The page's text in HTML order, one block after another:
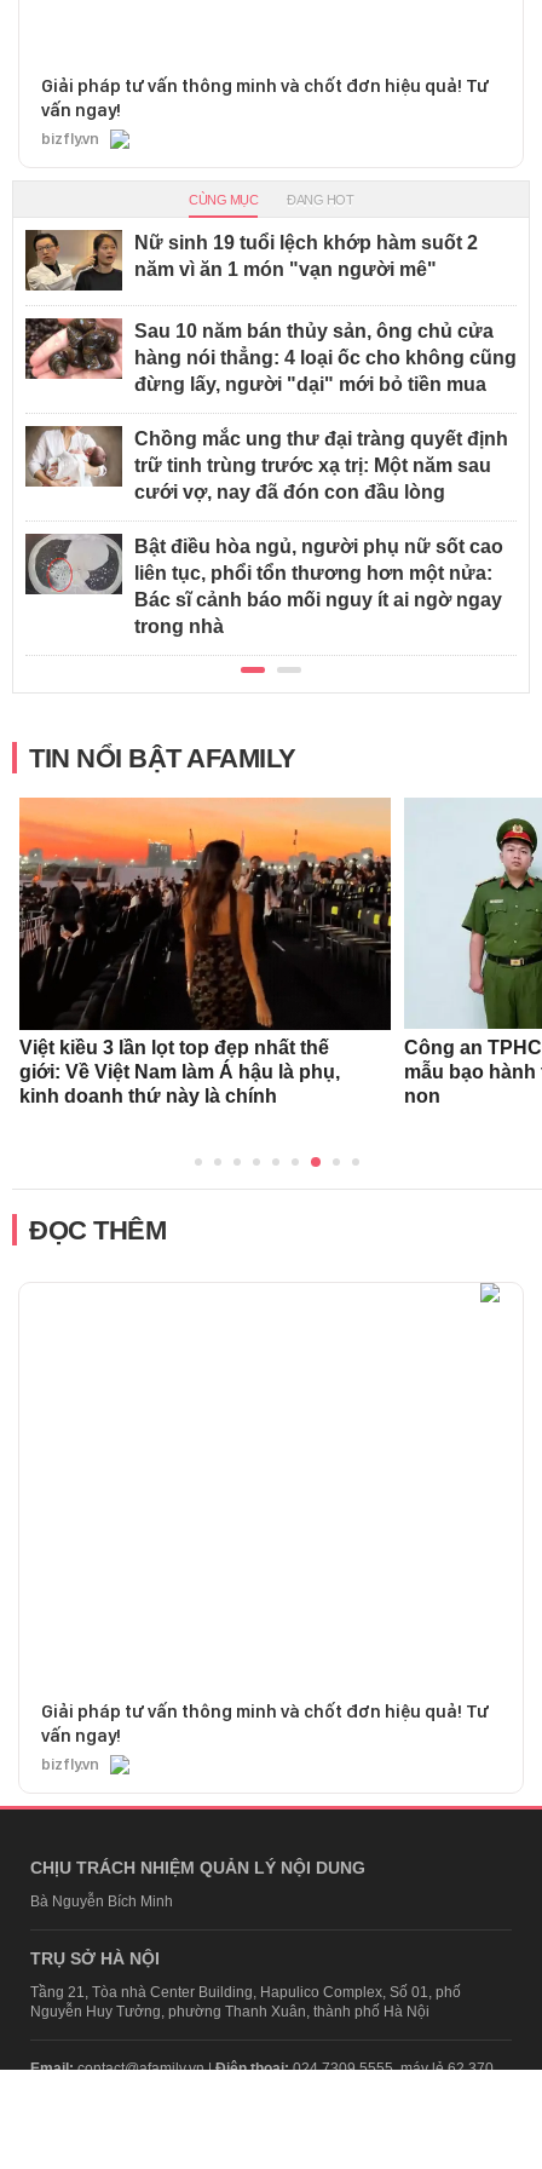
Giải pháp tư vấn thông minh và chốt đơn hiệu quả! Tư
vấn ngay!
bizfly.vn
CÙNG MỤC ĐANG HOT
Nữ sinh 19 tuổi lệch khớp hàm suốt 2
năm vì ăn 1 món "vạn người mê"
Sau 10 năm bán thủy sản, ông chủ cửa
hàng nói thẳng: 4 loại ốc cho không cũng
đừng lấy, người "dại" mới bỏ tiền mua
Chồng mắc ung thư đại tràng quyết định
trữ tinh trùng trước xạ trị: Một năm sau
cưới vợ, nay đã đón con đầu lòng
Bật điều hòa ngủ, người phụ nữ sốt cao
liên tục, phổi tổn thương hơn một nửa:
Bác sĩ cảnh báo mối nguy ít ai ngờ ngay
trong nhà
TIN NỔI BẬT AFAMILY
Việt kiều 3 lần lọt top đẹp nhất thế
giới: Về Việt Nam làm Á hậu là phụ,
kinh doanh thứ này là chính
Công an
mẫu bạo
non
ĐỌC THÊM
Giải pháp tư vấn thông minh và chốt đơn hiệu quả! Tư
vấn ngay!
bizfly.vn
CHỊU TRÁCH NHIỆM QUẢN LÝ NỘI DUNG
Bà Nguyễn Bích Minh
TRỤ SỞ HÀ NỘI
Tầng 21, Tòa nhà Center Building, Hapulico Complex, Số 01, phố
Nguyễn Huy Tưởng, phường Thanh Xuân, thành phố Hà Nội
Email:contact@afamily.vn |Điện thoại:024 7309 5555, máy lẻ 62.370